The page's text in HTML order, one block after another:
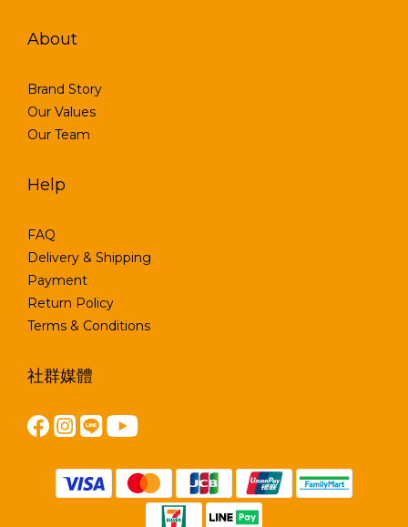
About
Brand Story
Our Values
Our Team
Help
FAQ
Delivery & Shipping
Payment
Return Policy
Terms & Conditions
社群媒體